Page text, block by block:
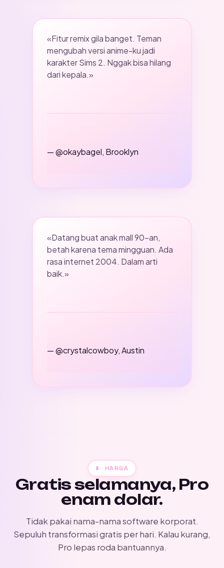
«Fitur remix gila banget. Teman
mengubah versi anime-ku jadi
karakter Sims 2. Nggak bisa hilang
dari kepala.»
— @okaybagel, Brooklyn
«Datang buat anak mall 90-an,
betah karena tema mingguan. Ada
rasa internet 2004. Dalam arti
baik.»
— @crystalcowboy, Austin
$ HARGA
Gratis selamanya, Pro
enam dolar.
Tidak pakai nama-nama software korporat.
Sepuluh transformasi gratis per hari. Kalau kurang,
Pro lepas roda bantuannya.